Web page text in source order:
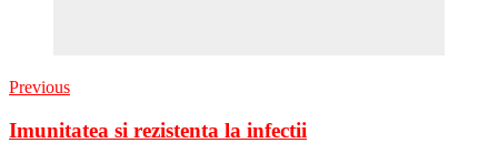
Previous
Imunitatea si rezistenta la infectii